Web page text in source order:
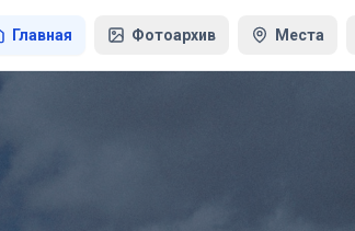
Главная Фотоархив Места